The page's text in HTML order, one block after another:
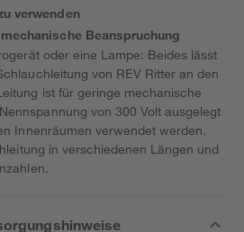
verwenden
Beanspruchung
oder eine Lampe: Beides lässt
von REV Ritter an den
ist für geringe mechanische
von 300 Volt ausgelegt
Innenräumen verwendet werden.
in verschiedenen Längen und